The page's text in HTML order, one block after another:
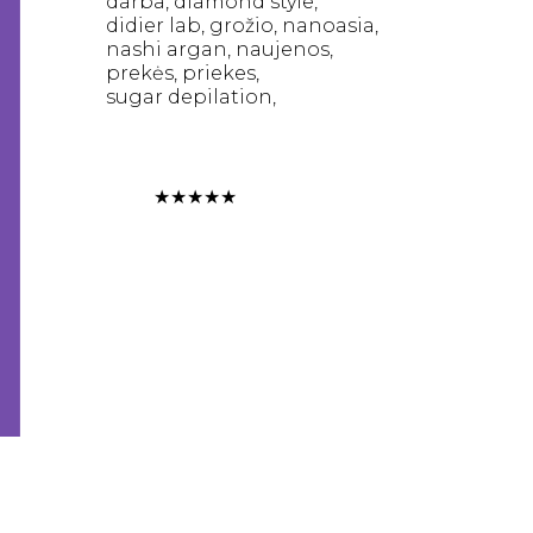
didier lab grožio nanoasia
nashi argan naujenos
prekės priekes
sugar depilation
★★★★★